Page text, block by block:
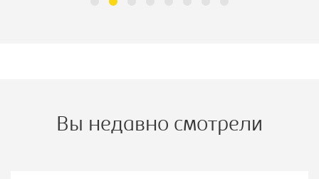
Вы недавно смотрели